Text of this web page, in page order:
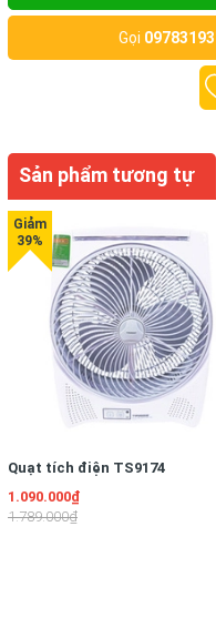
Gọi
Sản phẩm tương tự
Quạt tích điện TS9174
1.090.000₫
1.789.000₫